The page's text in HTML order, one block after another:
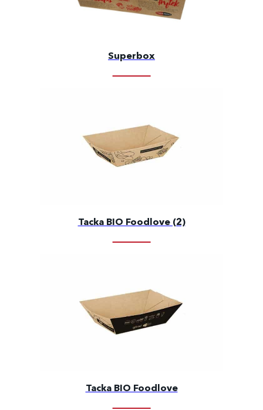
Superbox
Tacka BIO Foodlove (2)
Tacka BIO Foodlove